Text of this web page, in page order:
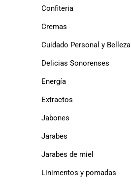
Confiteria
Cremas
Cuidado Personal y Belleza
Delicias Sonorenses
Energía
Extractos
Jabones
Jarabes
Jarabes de miel
Linimentos y pomadas